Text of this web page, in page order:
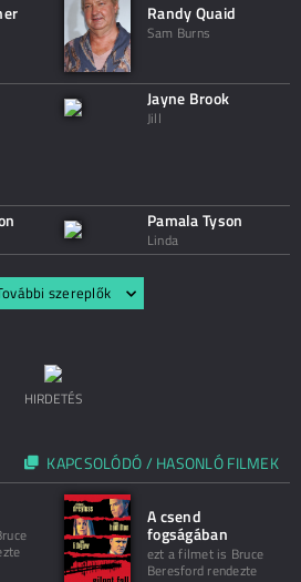
Randy Quaid
Sam Burns
Jayne Brook
Jill
Pamala Tyson
Linda
szereplők
HIRDETÉS
KAPCSOLÓDÓ / HASONLÓ FILMEK
A csend
fogságában
ezt a filmet is Bruce
Beresford rendezte